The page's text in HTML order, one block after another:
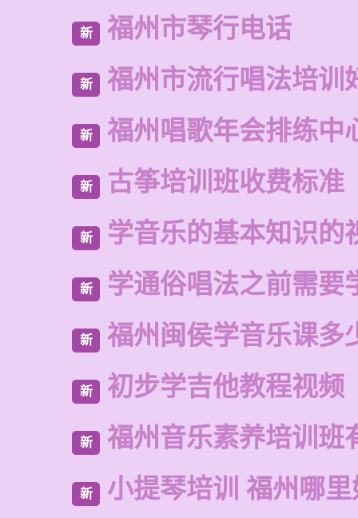
新 福州市琴行电话
新 福州市流行唱法培训
新 福州唱歌年会排练中
新 古筝培训班收费标准
新 学音乐的基本知识的
新 学通俗唱法之前需要
新 福州闽侯学音乐课多
新 初步学吉他教程视频
新 福州音乐素养培训班
新 小提琴培训 福州哪